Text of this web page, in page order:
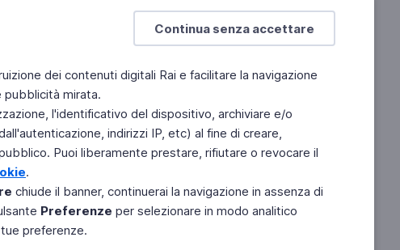
Continua senza accettare
dei contenuti digitali Rai e facilitare la navigazione
pubblicità mirata.
l'identificativo del dispositivo, archiviare e/o
indirizzi IP, etc) al fine di creare,
Puoi liberamente prestare, rifiutare o revocare il
.
chiude il banner, continuerai la navigazione in assenza di
Preferenze per selezionare in modo analitico
preferenze.